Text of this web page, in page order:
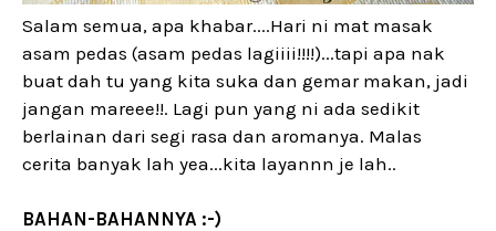
Salam semua, apa khabar....Hari ni mat masak
asam pedas (asam pedas lagiiii!!!!)...tapi apa nak
buat dah tu yang kita suka dan gemar makan, jadi
jangan mareee!!. Lagi pun yang ni ada sedikit
berlainan dari segi rasa dan aromanya. Malas
cerita banyak lah yea...kita layannn je lah..
BAHAN-BAHANNYA :-)